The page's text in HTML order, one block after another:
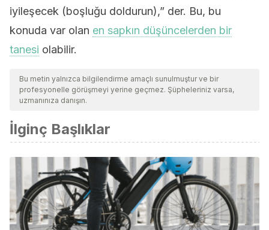
iyileşecek (boşluğu doldurun),” der. Bu, bu
konuda var olan en sapkın düşüncelerden bir
tanesi olabilir.
Bu metin yalnızca bilgilendirme amaçlı sunulmuştur ve bir
profesyonelle görüşmeyi yerine geçmez. Şüpheleriniz varsa,
uzmanınıza danışın.
İlginç Başlıklar